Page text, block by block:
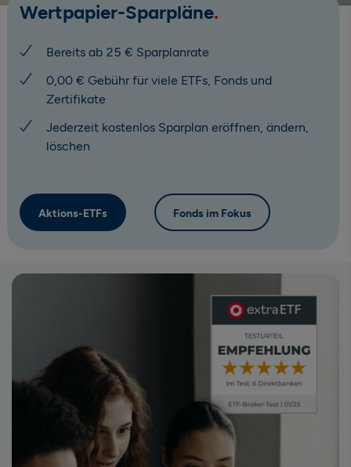
Wertpapier-Sparpläne
Bereits ab 25 € Sparplanrate
0,00 € Gebühr für viele ETFs, Fonds und
Zertifikate
Jederzeit kostenlos Sparplan eröffnen, ändern,
löschen
Aktions-ETFs Fonds im Fokus